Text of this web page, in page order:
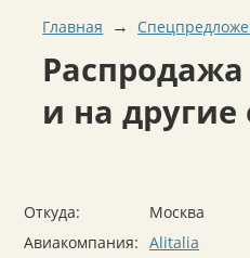
Главная →
и на
Откуда:
Москва
Авиакомпания: Alitalia